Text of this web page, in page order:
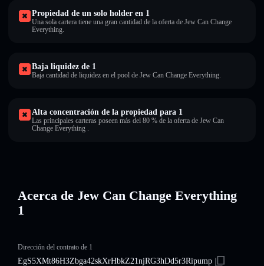
Propiedad de un solo holder en 1
Una sola cartera tiene una gran cantidad de la oferta de Jew Can Change
Everything.
Baja liquidez de 1
Baja cantidad de liquidez en el pool de Jew Can Change Everything.
Alta concentración de la propiedad para 1
Las principales carteras poseen más del 80 % de la oferta de Jew Can
Change Everything .
Acerca de Jew Can Change Everything
1
Dirección del contrato de 1
EgS5XMt86H3Zbga42skXrHbkZ21njRG3hDd5r3Ripump